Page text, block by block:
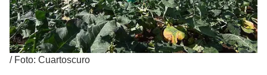
/ Foto: Cuartoscuro